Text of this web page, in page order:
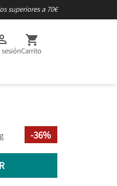
superiores a 70€

Carrito
-36%